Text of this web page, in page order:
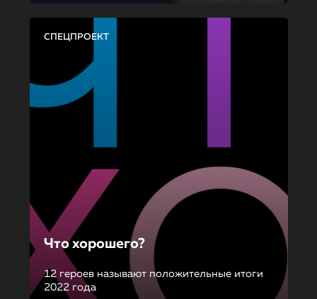
СПЕЦПРОЕКТ
Что хорошего?
12 героев называют положительные итоги
2022 года